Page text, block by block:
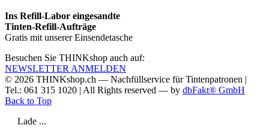
Ins Refill-Labor eingesandte
Tinten-Refill-Aufträge
Gratis mit unserer Einsendetasche
Besuchen Sie THINKshop auch auf:
NEWSLETTER ANMELDEN
© 2026 THINKshop.ch — Nachfüllservice fürTintenpatronen |
Tel.: 061 315 1020 | All Rights reserved — by dbFakt® GmbH
Back to Top
Lade ...